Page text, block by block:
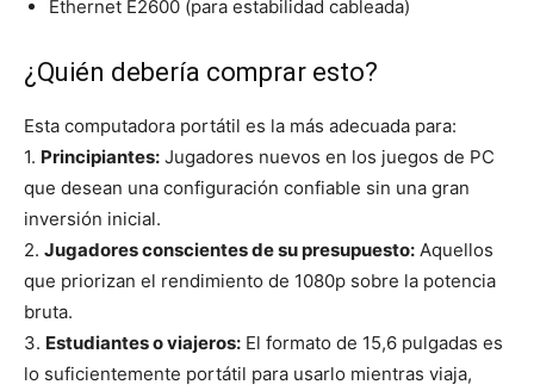
Ethernet E2600 (para estabilidad cableada)
¿Quién debería comprar esto?
Esta computadora portátil es la más adecuada para:
1. Principiantes: Jugadores nuevos en los juegos de PC
que desean una configuración confiable sin una gran
inversión inicial.
2. Jugadores conscientes de su presupuesto: Aquellos
que priorizan el rendimiento de 1080p sobre la potencia
bruta.
3. Estudiantes o viajeros: El formato de 15,6 pulgadas es
lo suficientemente portátil para usarlo mientras viaja,